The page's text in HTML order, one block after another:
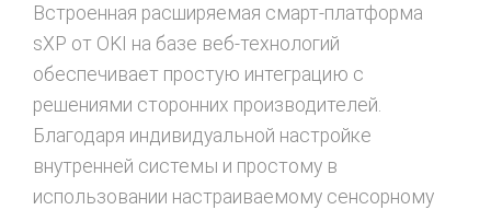
Встроенная расширяемая смарт-платформа
sXP от OKI на базе веб-технологий
обеспечивает простую интеграцию с
решениями сторонних производителей.
Благодаря индивидуальной настройке
внутренней системы и простому в
использовании настраиваемому сенсорному